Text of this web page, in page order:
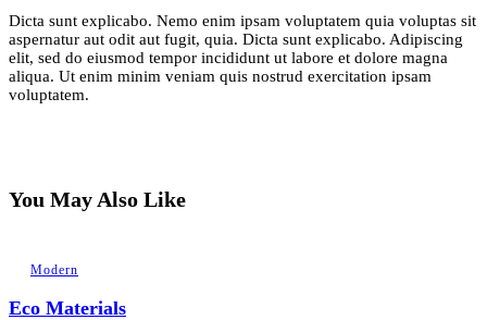
Dicta sunt explicabo. Nemo enim ipsam voluptatem quia voluptas sit
aspernatur aut odit aut fugit, quia. Dicta sunt explicabo. Adipiscing
elit, sed do eiusmod tempor incididunt ut labore et dolore magna
aliqua. Ut enim minim veniam quis nostrud exercitation ipsam
voluptatem.
You May Also Like
Modern
Eco Materials